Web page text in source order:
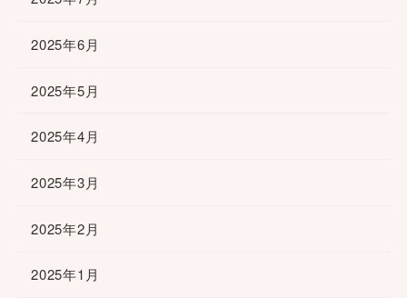
2025年6月
2025年5月
2025年4月
2025年3月
2025年2月
2025年1月